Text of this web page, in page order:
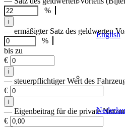
English
%
i
— ermäßigter Satz des geldwerten
%
bis zu
€
i
— steuerpflichtiger Wert des
€
i
— Eigenbeitrag für die private
€